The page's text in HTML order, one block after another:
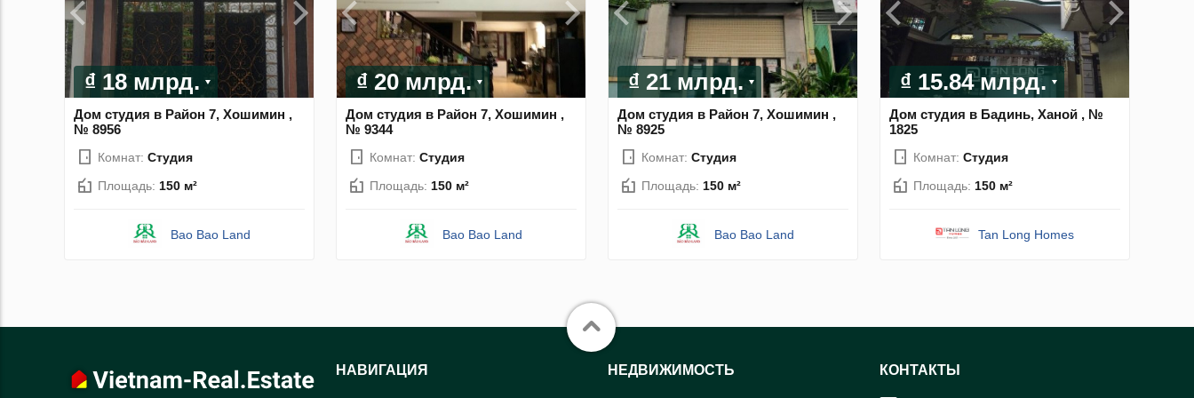
₫ 18 млрд.
Дом студия в Район 7, Хошимин ,
№ 8956
Комнат: Студия
Площадь: 150 м²
Bao Bao Land
₫ 20 млрд.
Дом студия в Район 7, Хошимин ,
№ 9344
Комнат: Студия
Площадь: 150 м²
Bao Bao Land
₫ 21 млрд.
Дом студия в Район 7, Хошимин ,
№ 8925
Комнат: Студия
Площадь: 150 м²
Bao Bao Land
₫ 15.84 млрд.
Дом студия в Бадинь, Ханой , №
1825
Комнат: Студия
Площадь: 150 м²
Tan Long Homes
НАВИГАЦИЯ НЕДВИЖИМОСТЬ КОНТАКТЫ